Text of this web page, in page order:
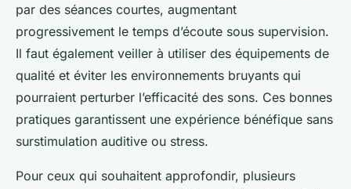
par des séances courtes, augmentant
progressivement le temps d’écoute sous supervision.
Il faut également veiller à utiliser des équipements de
qualité et éviter les environnements bruyants qui
pourraient perturber l’efficacité des sons. Ces bonnes
pratiques garantissent une expérience bénéfique sans
surstimulation auditive ou stress.
Pour ceux qui souhaitent approfondir, plusieurs